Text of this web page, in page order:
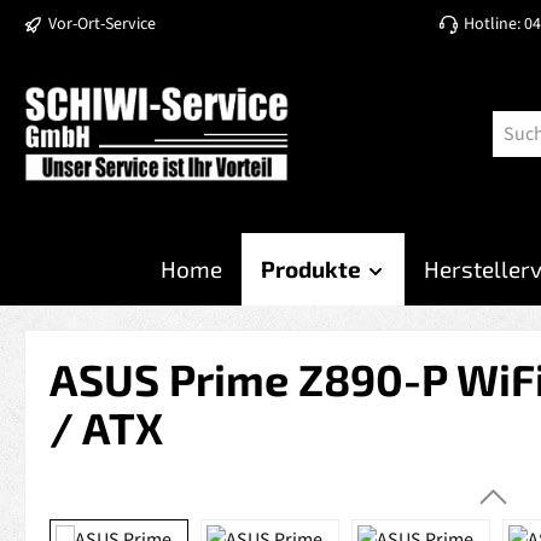
Hauptinhalt springen
Zur Suche springen
Zur Hauptnavigation springen
Vor-Ort-Service Hotline:
Home Produkte
ASUS Prime Z890-P
/ ATX
Bildergalerie überspringen